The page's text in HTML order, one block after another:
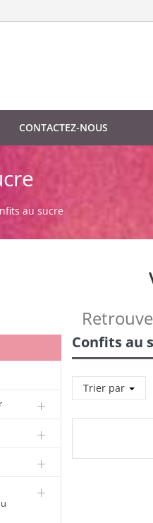
CONTACTEZ-NOUS
au sucre
Confits au
Trier par